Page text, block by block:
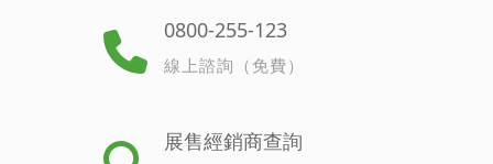
0800-255-123
線上諮詢（免費）
展售經銷商查詢